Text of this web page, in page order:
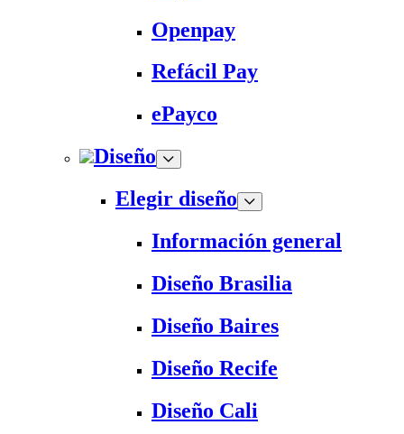
Openpay
Refácil Pay
ePayco
Diseño
Elegir diseño
Información general
Diseño Brasilia
Diseño Baires
Diseño Recife
Diseño Cali